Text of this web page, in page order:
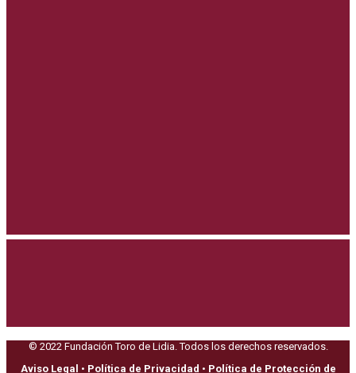
© 2022 Fundación Toro de Lidia. Todos los derechos reservados.
Aviso Legal • Política de Privacidad • Política de Protección de